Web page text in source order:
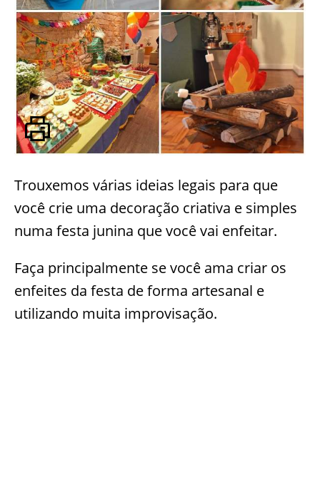
Trouxemos várias ideias legais para que
você crie uma decoração criativa e simples
numa festa junina que você vai enfeitar.
Faça principalmente se você ama criar os
enfeites da festa de forma artesanal e
utilizando muita improvisação.